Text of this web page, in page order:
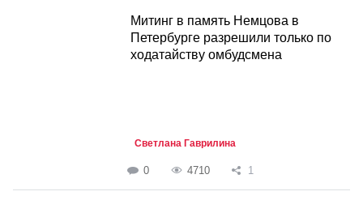
Митинг в память Немцова в
Петербурге разрешили только по
ходатайству омбудсмена
Светлана Гаврилина
0 4710 1